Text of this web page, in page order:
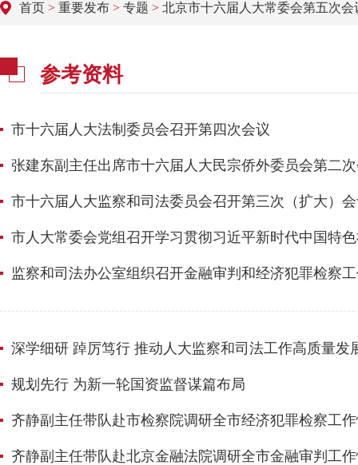
首页 > 重要发布 > 专题 > 北京市十六届人大常委会第五次会
参考资料
市十六届人大法制委员会召开第四次会议
张建东副主任出席市十六届人大民宗侨外委员会第二
市十六届人大监察和司法委员会召开第三次（扩大）
市人大常委会党组召开学习贯彻习近平新时代中国特
监察和司法办公室组织召开金融审判和经济犯罪检察
深学细研 踔厉笃行 推动人大监察和司法工作高质量发
规划先行 为新一轮国资监督谋篇布局
齐静副主任带队赴市检察院调研全市经济犯罪检察工
齐静副主任带队赴北京金融法院调研全市金融审判工